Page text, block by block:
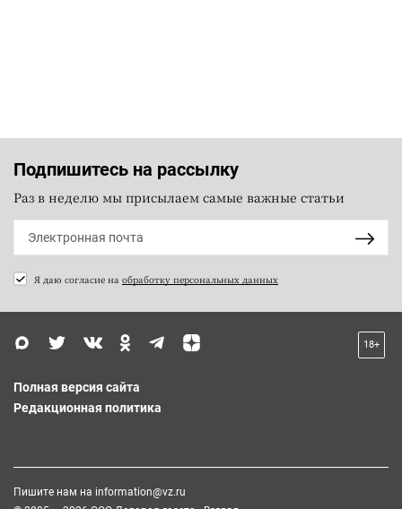
Подпишитесь на рассылку
Раз в неделю мы присылаем самые важные статьи
Я даю согласие на обработку персональных данных
18+
Полная версия сайта
Редакционная политика
Пишите нам на information@vz.ru